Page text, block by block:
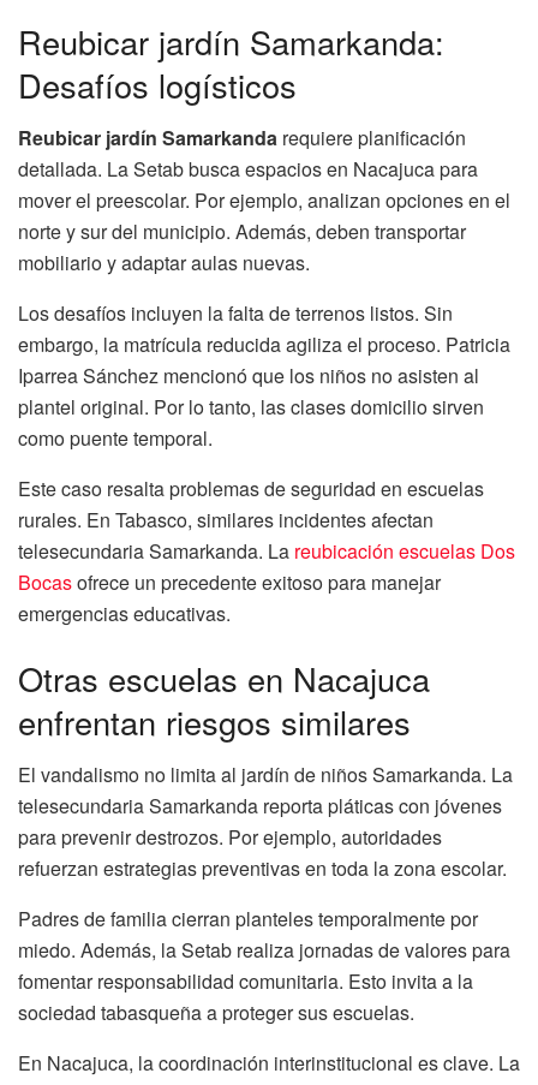
Reubicar jardín Samarkanda:
Desafíos logísticos
Reubicar jardín Samarkanda requiere planificación
detallada. La Setab busca espacios en Nacajuca para
mover el preescolar. Por ejemplo, analizan opciones en el
norte y sur del municipio. Además, deben transportar
mobiliario y adaptar aulas nuevas.
Los desafíos incluyen la falta de terrenos listos. Sin
embargo, la matrícula reducida agiliza el proceso. Patricia
Iparrea Sánchez mencionó que los niños no asisten al
plantel original. Por lo tanto, las clases domicilio sirven
como puente temporal.
Este caso resalta problemas de seguridad en escuelas
rurales. En Tabasco, similares incidentes afectan
telesecundaria Samarkanda. La reubicación escuelas Dos
Bocasofrece un precedente exitoso para manejar
emergencias educativas.
Otras escuelas en Nacajuca
enfrentan riesgos similares
El vandalismo no limita al jardín de niños Samarkanda. La
telesecundaria Samarkanda reporta pláticas con jóvenes
para prevenir destrozos. Por ejemplo, autoridades
refuerzan estrategias preventivas en toda la zona escolar.
Padres de familia cierran planteles temporalmente por
miedo. Además, la Setab realiza jornadas de valores para
fomentar responsabilidad comunitaria. Esto invita a la
sociedad tabasqueña a proteger sus escuelas.
En Nacajuca, la coordinación interinstitucional es clave. La